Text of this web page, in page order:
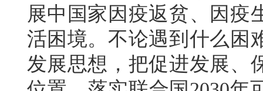
展中国家因疫返贫、因疫
活困境。不论遇到什么困
发展思想，把促进发展、